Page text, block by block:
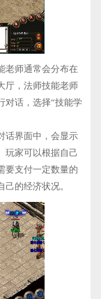
老师通常会分布在
厅，法师技能老师
对话，选择“技能学
话界面中，会显示
玩家可以根据自己
要支付一定数量的
的经济状况。